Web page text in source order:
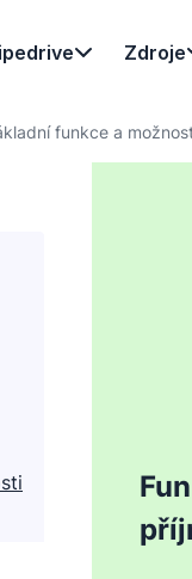
Zdroje
funkce a